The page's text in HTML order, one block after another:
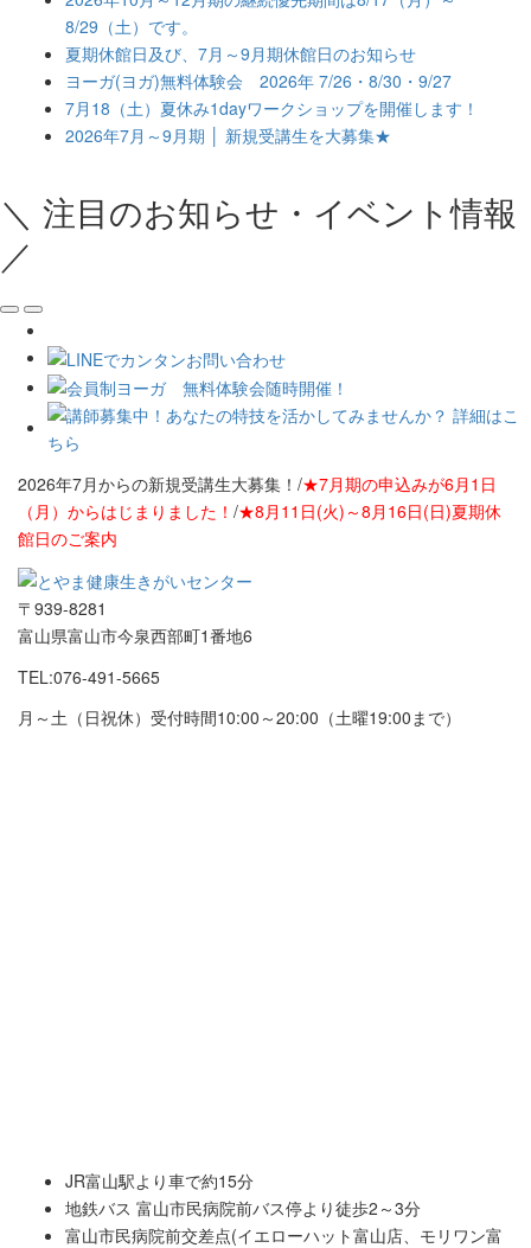
8/29（土）です。
夏期休館日及び、7月～9月期休館日のお知らせ
ヨーガ(ヨガ)無料体験会 2026年 7/26・8/30・9/27
7月18（土）夏休み1dayワークショップを開催します！
2026年7月～9月期 │ 新規受講生を大募集★
＼ 注目のお知らせ・イベント情報
／
2026年7月からの新規受講生大募集！/★7月期の申込みが6月1日
（月）からはじまりました！ /★8月11日(火)～8月16日(日)夏期休
館日のご案内
〒939-8281
富山県富山市今泉西部町1番地6
TEL:076-491-5665
月～土（日祝休）受付時間10:00～20:00 （土曜19:00まで）
JR富山駅より車で約15分
地鉄バス 富山市民病院前バス停より徒歩2～3分
富山市民病院前交差点(イエローハット富山店、モリワン富